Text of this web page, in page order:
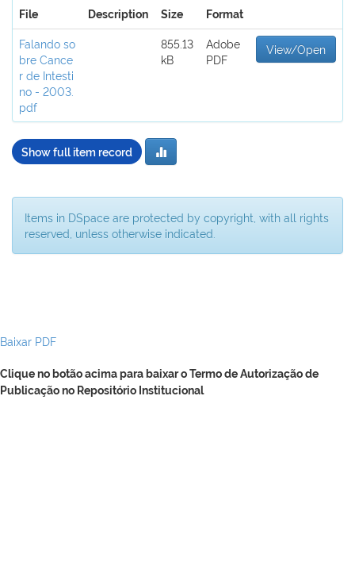
File Description Size Format
Falando so
bre Cance
r de Intesti
no - 2003.
pdf
855.13
kB
Adobe
PDF
View/Open
Show full item record
Items in DSpace are protected by copyright, with all rights
reserved, unless otherwise indicated.
Baixar PDF
Clique no botão acima para baixar o Termo de Autorização de
Publicação no Repositório Institucional